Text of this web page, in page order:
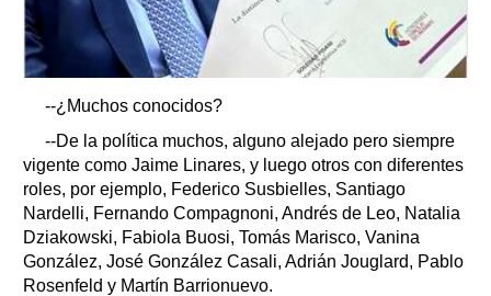
--¿Muchos conocidos?
--De la política muchos, alguno alejado pero siempre
vigente como Jaime Linares, y luego otros con diferentes
roles, por ejemplo, Federico Susbielles, Santiago
Nardelli, Fernando Compagnoni, Andrés de Leo, Natalia
Dziakowski, Fabiola Buosi, Tomás Marisco, Vanina
González, José González Casali, Adrián Jouglard, Pablo
Rosenfeld y Martín Barrionuevo.